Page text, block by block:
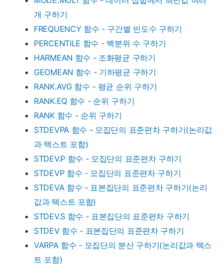
개 구하기
FREQUENCY 함수 - 구간별 빈도수 구하기
PERCENTILE 함수 - 백분위 수 구하기
HARMEAN 함수 - 조화평균 구하기
GEOMEAN 함수 - 기하평균 구하기
RANK.AVG 함수 - 평균 순위 구하기
RANK.EQ 함수 - 순위 구하기
RANK 함수 - 순위 구하기
STDEVPA 함수 - 모집단의 표준편차 구하기(논리값
과 텍스트 포함)
STDEV.P 함수 - 모집단의 표준편차 구하기
STDEVP 함수 - 모집단의 표준편차 구하기
STDEVA 함수 - 표본집단의 표준편차 구하기(논리
값과 텍스트 포함)
STDEV.S 함수 - 표본집단의 표준편차 구하기
STDEV 함수 - 표본집단의 표준편차 구하기
VARPA 함수 - 모집단의 분산 구하기(논리값과 텍스
트 포함)